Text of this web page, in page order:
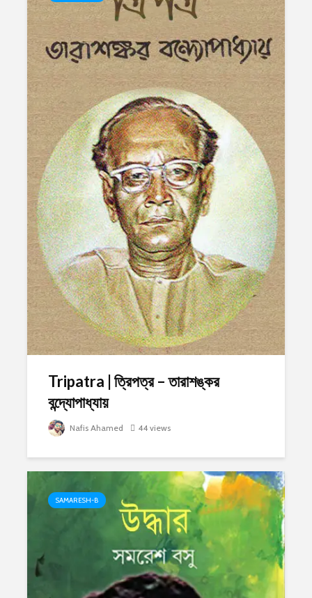
Tripatra | ত্রিপত্র – তারাশঙ্কর
বন্দ্যোপাধ্যায়
Nafis Ahamed 44 views
SAMARESH-B